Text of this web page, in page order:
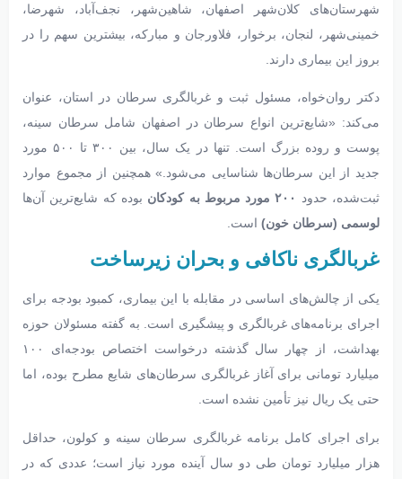
شهرستان‌های کلان‌شهر اصفهان، شاهین‌شهر، نجف‌آباد، شهرضا،
خمینی‌شهر، لنجان، برخوار، فلاورجان و مبارکه، بیشترین سهم را در
بروز این بیماری دارند.
دکتر روان‌خواه، مسئول ثبت و غربالگری سرطان در استان، عنوان
می‌کند: «شایع‌ترین انواع سرطان در اصفهان شامل سرطان سینه،
پوست و روده بزرگ است. تنها در یک سال، بین ۳۰۰ تا ۵۰۰ مورد
جدید از این سرطان‌ها شناسایی می‌شود.» همچنین از مجموع موارد
ثبت‌شده، حدود
۲۰۰ مورد مربوط به کودکان
بوده که شایع‌ترین آن‌ها
لوسمی (سرطان خون) است.
غربالگری ناکافی و بحران زیرساخت
یکی از چالش‌های اساسی در مقابله با این بیماری، کمبود بودجه برای
اجرای برنامه‌های غربالگری و پیشگیری است. به گفته مسئولان حوزه
بهداشت، از چهار سال گذشته درخواست اختصاص بودجه‌ای ۱۰۰
میلیارد تومانی برای آغاز غربالگری سرطان‌های شایع مطرح بوده، اما
حتی یک ریال نیز تأمین نشده است.
برای اجرای کامل برنامه غربالگری سرطان سینه و کولون، حداقل
هزار میلیارد تومان طی دو سال آینده مورد نیاز است؛ عددی که در